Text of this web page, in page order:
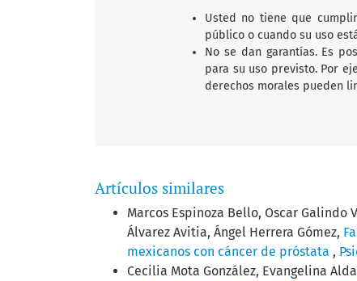
Usted no tiene que
público o cuando su uso
No se dan garantías. Es
para su uso previsto. Por
derechos morales pueden
Artículos similares
Marcos Espinoza Bello, Oscar Galindo
Álvarez Avitia, Ángel Herrera Gómez,
mexicanos con cáncer de próstata ,
Cecilia Mota González, Evangelina